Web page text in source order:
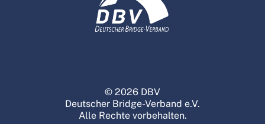
© 2026 DBV
Deutscher Bridge-Verband e.V.
Alle Rechte vorbehalten.